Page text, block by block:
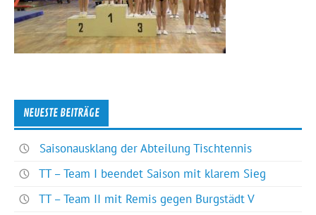
NEUESTE BEITRÄGE
Saisonausklang der Abteilung Tischtennis
TT – Team I beendet Saison mit klarem Sieg
TT – Team II mit Remis gegen Burgstädt V